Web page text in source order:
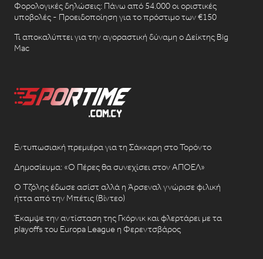
Φορολογικές δηλώσεις: Πάνω από 54.000 οι οριστικές
υποβολές - Προειδοποίηση για το πρόστιμο των €150
Τι αποκαλύπτει για την αγοραστική δύναμη ο Δείκτης Big
Mac
Εντυπωσιακή πρεμιέρα για τη Σάκκαρη στο Τορόντο
Δημοσίευμα: «Ο Πέρες θα συνεχίσει στον ΑΠΟΕΛ»
Ο Τζόλης έδωσε ασίστ αλλά η Άρσεναλ γνώρισε φιλική
ήττα από την Μπέτις (Βίντεο)
Έκαμψε την αντίσταση της Γκόρνικ και φλερτάρει με τα
playoffs του Europa League η Φερεντσβάρος